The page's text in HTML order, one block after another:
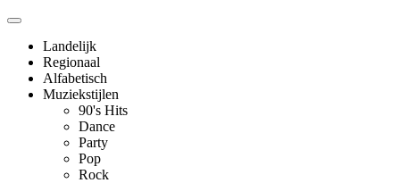
Landelijk
Regionaal
Alfabetisch
Muziekstijlen
90's Hits
Dance
Party
Pop
Rock